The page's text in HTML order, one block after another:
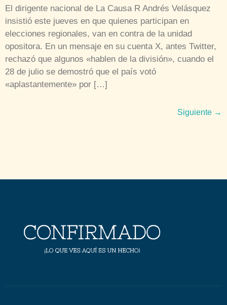
El dirigente nacional de La Causa R Andrés Velásquez
insistió este jueves en que quienes participan en
elecciones regionales, van en contra de la unidad
opositora. En un mensaje en su cuenta X, antes Twitter,
rechazó que algunos «hablen de la división», cuando el
28 de julio se demostró que el país votó
«aplastantemente» por […]
Siguiente →